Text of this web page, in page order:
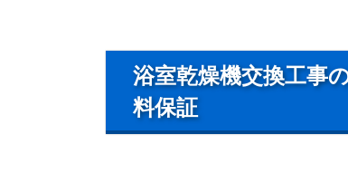
浴室乾燥機交換工事
料保証